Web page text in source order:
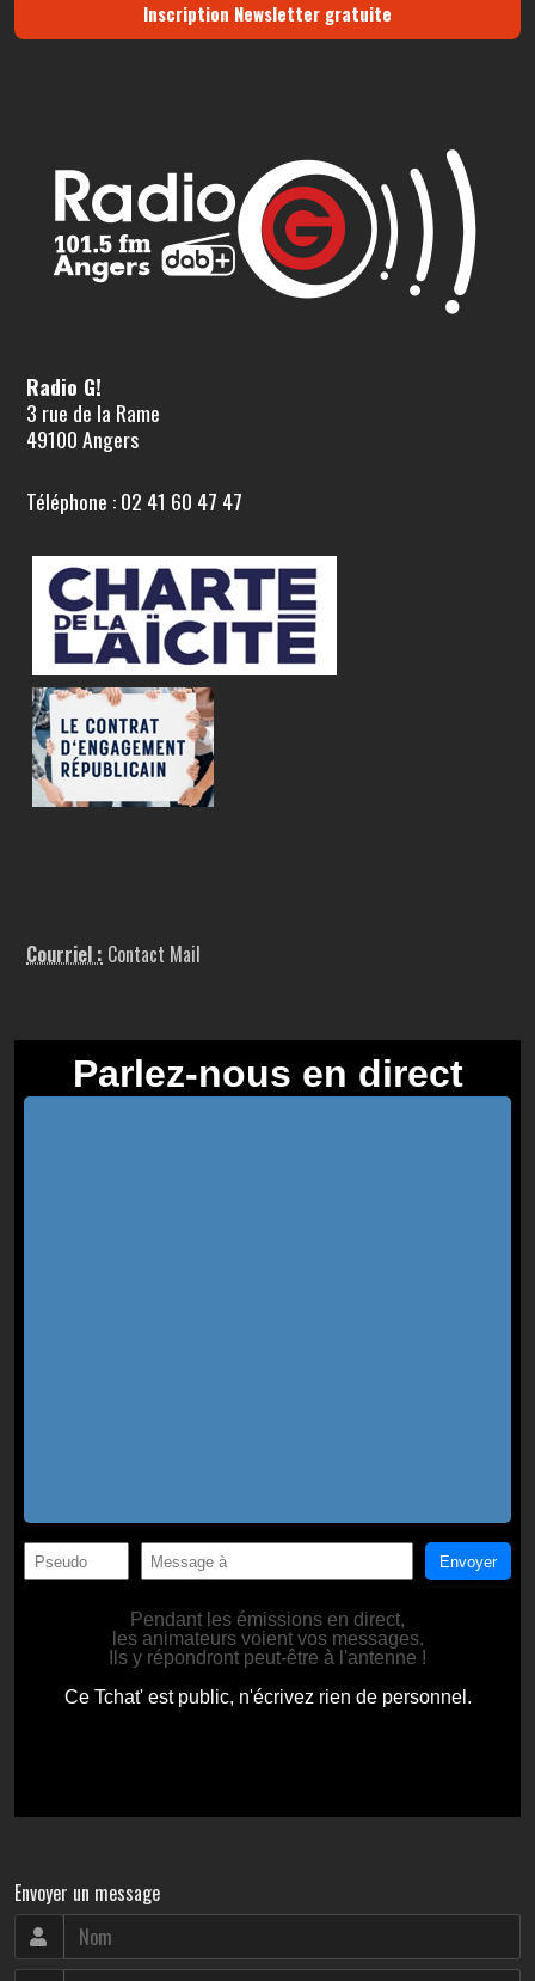
Inscription Newsletter gratuite
Radio G!
3 rue de la Rame
49100 Angers
Téléphone : 02 41 60 47 47
Courriel : Contact Mail
Envoyer un message